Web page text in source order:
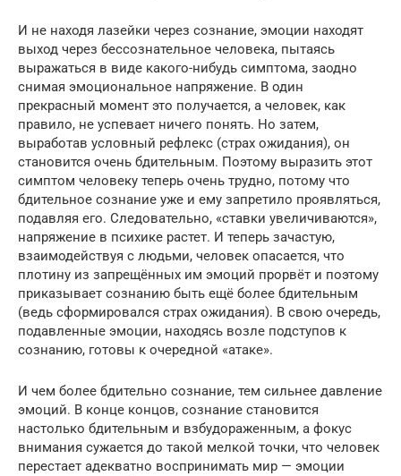
И не находя лазейки через сознание, эмоции находят
выход через бессознательное человека, пытаясь
выражаться в виде какого-нибудь симптома, заодно
снимая эмоциональное напряжение. В один
прекрасный момент это получается, а человек, как
правило, не успевает ничего понять. Но затем,
выработав условный рефлекс (страх ожидания), он
становится очень бдительным. Поэтому выразить этот
симптом человеку теперь очень трудно, потому что
бдительное сознание уже и ему запретило проявляться,
подавляя его. Следовательно, «ставки увеличиваются»,
напряжение в психике растет. И теперь зачастую,
взаимодействуя с людьми, человек опасается, что
плотину из запрещённых им эмоций прорвёт и поэтому
приказывает сознанию быть ещё более бдительным
(ведь сформировался страх ожидания). В свою очередь,
подавленные эмоции, находясь возле подступов к
сознанию, готовы к очередной «атаке».
И чем более бдительно сознание, тем сильнее давление
эмоций. В конце концов, сознание становится
настолько бдительным и взбудораженным, а фокус
внимания сужается до такой мелкой точки, что человек
перестает адекватно воспринимать мир — эмоции